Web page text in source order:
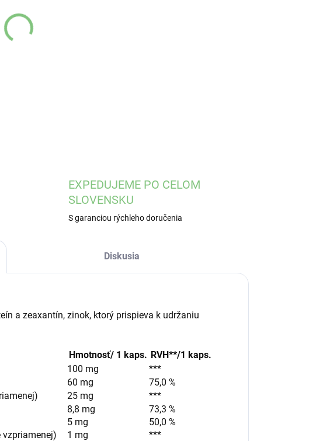
DO:
11.8.2026
EXPEDUJEME PO CELOM
SLOVENSKU
S garanciou rýchleho doručenia
Diskusia
a zeaxantín, zinok, ktorý prispieva k udržaniu
Hmotnosť/ 1 kaps. RVH**/1 kaps.
100 mg
***
60 mg
75,0 %
25 mg
***
8,8 mg
73,3 %
5 mg
50,0 %
vzpriamenej)
1 mg
***